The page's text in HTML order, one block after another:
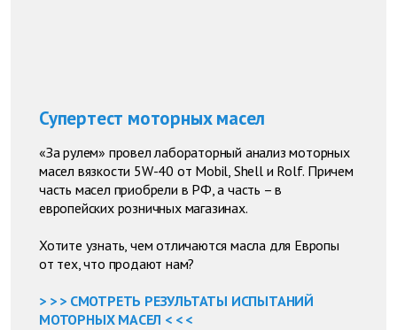
Супертест моторных масел
«За рулем» провел лабораторный анализ моторных
масел вязкости 5W-40 от Mobil, Shell и Rolf. Причем
часть масел приобрели в РФ, а часть – в
европейских розничных магазинах.
Хотите узнать, чем отличаются масла для Европы
от тех, что продают нам?
> > > СМОТРЕТЬ РЕЗУЛЬТАТЫ ИСПЫТАНИЙ
МОТОРНЫХ МАСЕЛ < < <